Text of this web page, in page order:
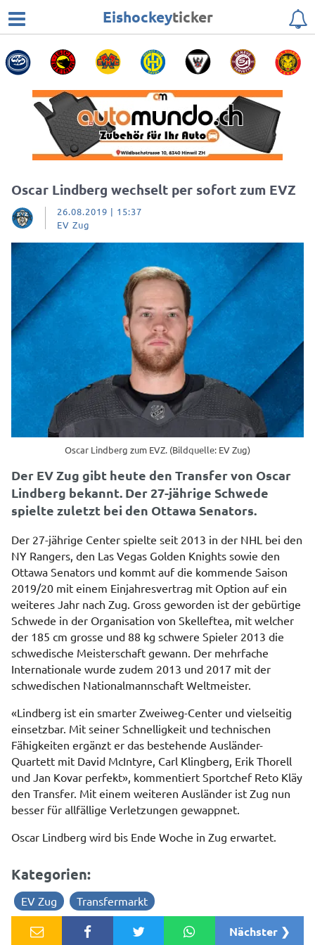
Eishockeyticker
Oscar Lindberg wechselt per sofort zum EVZ
26.08.2019 | 15:37
EV Zug
Oscar Lindberg zum EVZ. (Bildquelle: EV Zug)
Der EV Zug gibt heute den Transfer von Oscar
Lindberg bekannt. Der 27-jährige Schwede
spielte zuletzt bei den Ottawa Senators.
Der 27-jährige Center spielte seit 2013 in der NHL bei den
NY Rangers, den Las Vegas Golden Knights sowie den
Ottawa Senators und kommt auf die kommende Saison
2019/20 mit einem Einjahresvertrag mit Option auf ein
weiteres Jahr nach Zug. Gross geworden ist der gebürtige
Schwede in der Organisation von Skelleftea, mit welcher
der 185 cm grosse und 88 kg schwere Spieler 2013 die
schwedische Meisterschaft gewann. Der mehrfache
Internationale wurde zudem 2013 und 2017 mit der
schwedischen Nationalmannschaft Weltmeister.
«Lindberg ist ein smarter Zweiweg-Center und vielseitig
einsetzbar. Mit seiner Schnelligkeit und technischen
Fähigkeiten ergänzt er das bestehende Ausländer-
Quartett mit David McIntyre, Carl Klingberg, Erik Thorell
und Jan Kovar perfekt», kommentiert Sportchef Reto Kläy
den Transfer. Mit einem weiteren Ausländer ist Zug nun
besser für allfällige Verletzungen gewappnet.
Oscar Lindberg wird bis Ende Woche in Zug erwartet.
Kategorien:
EV Zug Transfermarkt
Nächster ❯